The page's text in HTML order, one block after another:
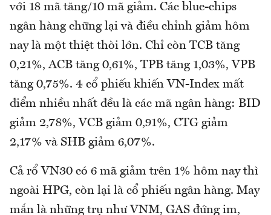
với 18 mã tăng/10 mã giảm. Các blue-chips
ngân hàng chững lại và điều chỉnh giảm hôm
nay là một thiệt thòi lớn. Chỉ còn TCB tăng
0,21%, ACB tăng 0,61%, TPB tăng 1,03%, VPB
tăng 0,75%. 4 cổ phiếu khiến VN-Index mất
điểm nhiều nhất đều là các mã ngân hàng: BID
giảm 2,78%, VCB giảm 0,91%, CTG giảm
2,17% và SHB giảm 6,07%.
Cả rổ VN30 có 6 mã giảm trên 1% hôm nay thì
ngoài HPG, còn lại là cổ phiếu ngân hàng. May
mắn là những trụ như VNM, GAS đứng im,